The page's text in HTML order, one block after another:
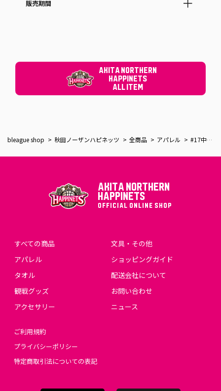
販売期間
AKITA NORTHERN
HAPPINETS
ALL ITEM
bleague shop 秋田ノーザンハピネッツ 全商品 アパレル #17中山選手_10th記念_手形Tシャツ
AKITA NORTHERN
HAPPINETS
OFFICIAL ONLINE SHOP
すべての商品
アパレル
タオル
観戦グッズ
アクセサリー
文具・その他
ショッピングガイド
配送会社について
お問い合わせ
ニュース
ご利用規約
プライバシーポリシー
特定商取引法についての表記